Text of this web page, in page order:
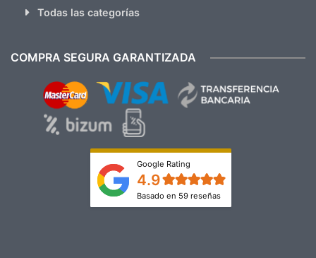
Todas las categorías
COMPRA SEGURA GARANTIZADA
Google Rating
4.9
Basado en 59 reseñas